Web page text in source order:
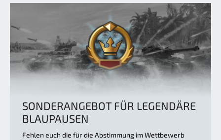
SONDERANGEBOT FÜR LEGENDÄRE
BLAUPAUSEN
Fehlen euch die für die Abstimmung im Wettbewerb